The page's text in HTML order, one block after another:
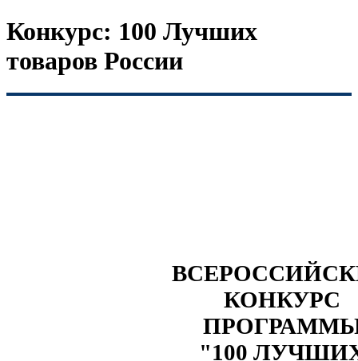
Конкурс: 100 Лучших
товаров России
КОНКУРС
"100